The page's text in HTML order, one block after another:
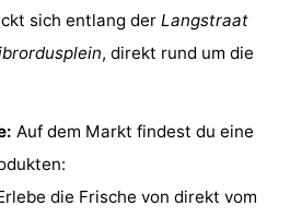
sich entlang der Langstraat
, direkt rund um die
Auf dem Markt findest du eine
die Frische von direkt vom